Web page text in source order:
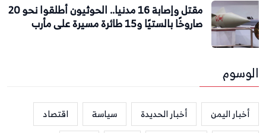
مقتل وإصابة 16 مدنيا.. الحوثيون أطلقوا نحو 20
صاروخًا بالستيًا و15 طائرة مسيرة على مأرب
الوسوم
أخبار اليمن أخبار الحديدة سياسة
اقتصاد